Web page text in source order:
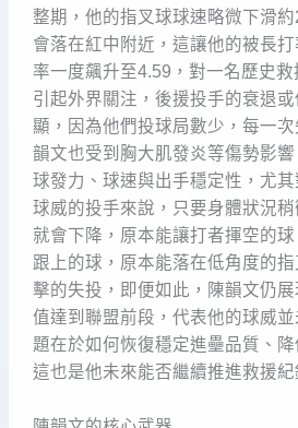
整期，他的指叉球球速略微下滑
會落在紅中附近，這讓他的被長
率一度飆升至4.59，對一名歷史
引起外界關注，後援投手的衰退
顯，因為他們投球局數少，每一
韻文也受到胸大肌發炎等傷勢影
球發力、球速與出手穩定性，尤
球威的投手來說，只要身體狀況
就會下降，原本能讓打者揮空的
跟上的球，原本能落在低角度的
擊的失投，即便如此，陳韻文仍
值達到聯盟前段，代表他的球威
題在於如何恢復穩定進壘品質、降
這也是他未來能否繼續推進救援紀